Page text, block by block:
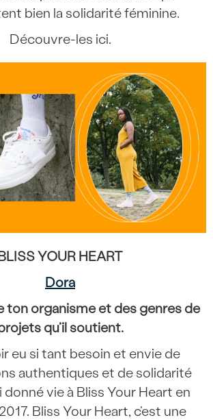
bien la solidarité féminine.
Découvre-les ici.
YOUR HEART
Dora
ton organisme et des genres de
qu’il soutient.
eu si tant besoin et envie de
authentiques et de solidarité
donné vie à Bliss Your Heart en
Bliss Your Heart, c’est une